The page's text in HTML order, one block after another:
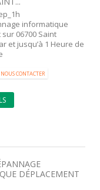
informatique
06700 Saint
et jusqu’à 1 Heure de
CONTACTER
DÉPLACEMENT